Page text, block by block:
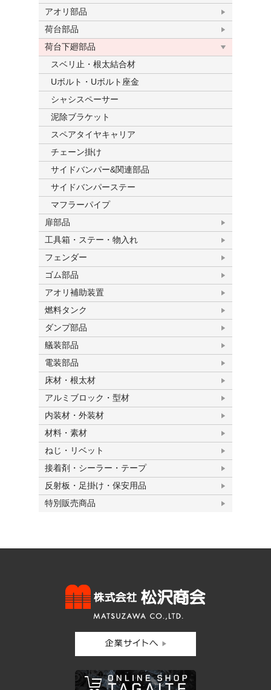
アオリ部品
荷台部品
荷台下廻部品
スベリ止・根太結合材
Uボルト・Uボルト座金
シャシスペーサー
泥除ブラケット
スペアタイヤキャリア
チェーン掛け
サイドバンパー&関連部品
サイドバンパーステー
マフラーパイプ
扉部品
工具箱・ステー・物入れ
フェンダー
ゴム部品
アオリ補助装置
燃料タンク
ダンプ部品
艤装部品
電装部品
床材・根太材
アルミブロック・型材
内装材・外装材
材料・素材
ねじ・リベット
接着剤・シーラー・テープ
反射板・足掛け・保安用品
特別販売商品